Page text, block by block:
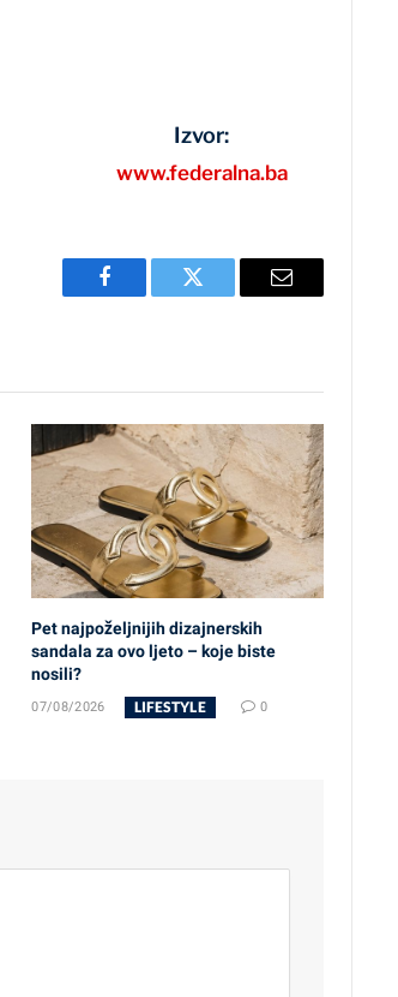
Izvor:
www.federalna.ba
Facebook Twitter Email
Pet najpoželjnijih dizajnerskih
sandala za ovo ljeto – koje biste
nosili?
07/08/2026 LIFESTYLE 0